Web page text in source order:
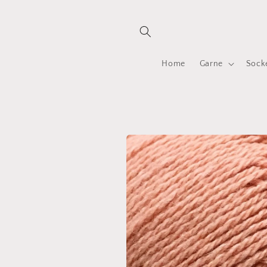
Home Garne
Zu
Produktinformationen
springen